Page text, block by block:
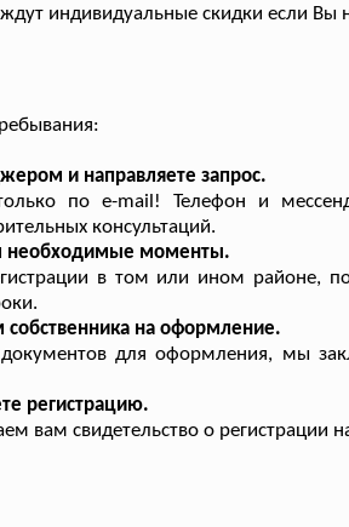
индивидуальные скидки если Вы
и направляете запрос.
по e-mail! Телефон и
консультаций.
необходимые моменты.
в том или ином районе,
на оформление.
для оформления, мы
регистрацию.
вам свидетельство о регистрации